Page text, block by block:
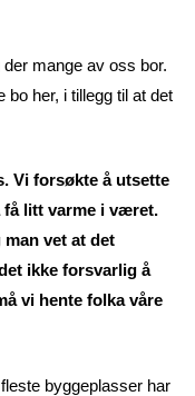
mange av oss bor.
bo her, i tillegg til at det
Vi forsøkte å utsette
få litt varme i været.
vet at det
ikke forsvarlig å
vi hente folka våre
byggeplasser har